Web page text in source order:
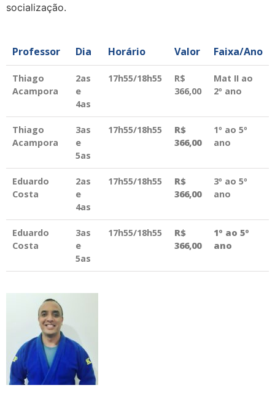
socialização.
Professor Dia Horário Valor Faixa/Ano
Thiago
Acampora
2as
e
4as
17h55/18h55
R$
366,00
Mat II ao
2º ano
Thiago
Acampora
3as
e
5as
17h55/18h55
R$
366,00
1º ao 5º
ano
Eduardo
Costa
2as
e
4as
17h55/18h55
R$
366,00
3º ao 5º
ano
Eduardo
Costa
3as
e
5as
17h55/18h55
R$
366,00
1º ao 5º
ano